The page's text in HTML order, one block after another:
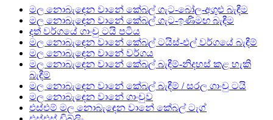
මල නොබැඳෙන වානේ කේබල් ගැට-බෝල-අගුළු බැඳීම
මල නොබැඳෙන වානේ කේබල් ගැට-ඉණිමඟ බැඳීම
දත් වර්ගයේ ගාංචු ටයි පටිය
මල නොබැඳෙන වානේ කේබල් ටයිස්-එල් වර්ගයේ බැඳීම්
මල නොබැඳෙන වානේ වර්ගය
මල නොබැඳෙන වානේ කේබල් බැඳීම්-නිදහස් කළ හැකි
බැඳීම්
මල නොබැඳෙන වානේ කේබල් බැඳීම් / සරල ගාංචු ටයි
මල නොබැඳෙන වානේ ගාංචුව
එස්එම් මල නොබැඳෙන වානේ කේබල් ටැග්